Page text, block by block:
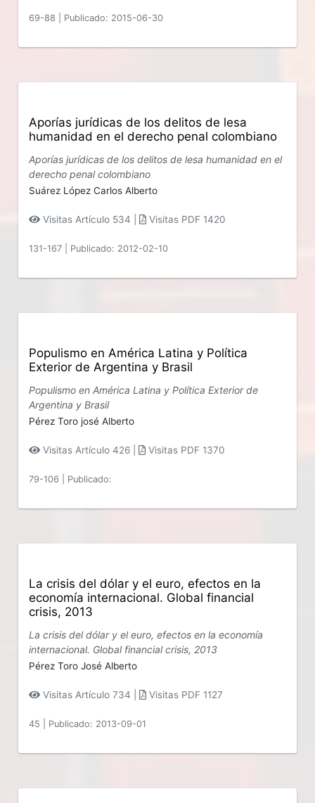
69-88 Publicado: 2015-06-30
Aporías jurídicas de los delitos de lesa
humanidad en el derecho penal colombiano
Aporías jurídicas de los delitos de lesa humanidad en el
derecho penal colombiano
Suárez López Carlos Alberto
Visitas Artículo 534 | Visitas PDF 1420
131-167 Publicado: 2012-02-10
Populismo en América Latina y Política
Exterior de Argentina y Brasil
Populismo en América Latina y Política Exterior de
Argentina y Brasil
Pérez Toro josé Alberto
Visitas Artículo 426 | Visitas PDF 1370
79-106 Publicado:
La crisis del dólar y el euro, efectos en la
economía internacional. Global financial
crisis, 2013
La crisis del dólar y el euro, efectos en la economía
internacional. Global financial crisis, 2013
Pérez Toro José Alberto
Visitas Artículo 734 | Visitas PDF 1127
45 Publicado: 2013-09-01